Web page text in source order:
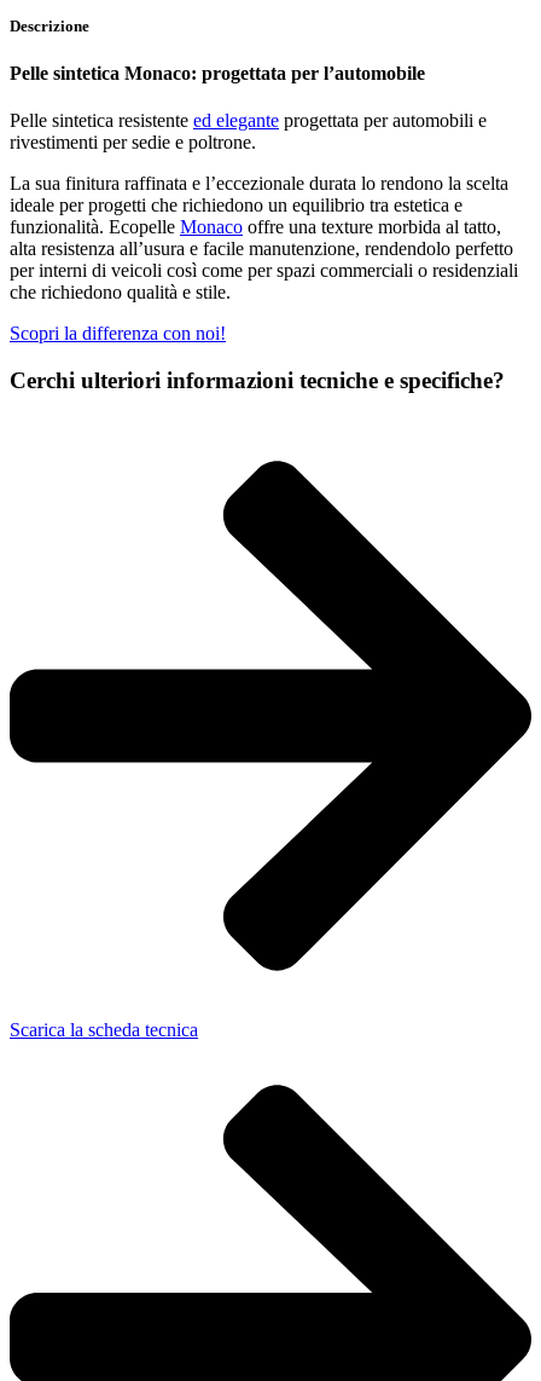
Descrizione
Pelle sintetica Monaco: progettata per l’automobile
Pelle sintetica resistente ed elegante progettata per automobili e
rivestimenti per sedie e poltrone.
La sua finitura raffinata e l’eccezionale durata lo rendono la scelta
ideale per progetti che richiedono un equilibrio tra estetica e
funzionalità. Ecopelle Monaco offre una texture morbida al tatto,
alta resistenza all’usura e facile manutenzione, rendendolo perfetto
per interni di veicoli così come per spazi commerciali o residenziali
che richiedono qualità e stile.
Scopri la differenza con noi!
Cerchi ulteriori informazioni tecniche e specifiche?
Scarica la scheda tecnica